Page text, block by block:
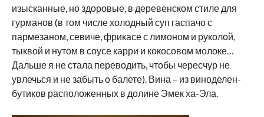
изысканные, но здоровые, в деревенском стиле для
гурманов (в том числе холодный суп гаспачо с
пармезаном, севиче, фрикасе с лимоном и руколой,
тыквой и нутом в соусе карри и кокосовом молоке…
Дальше я не стала переводить, чтобы чересчур не
увлечься и не забыть о балете). Вина – из виноделен-
бутиков расположенных в долине Эмек ха-Эла.